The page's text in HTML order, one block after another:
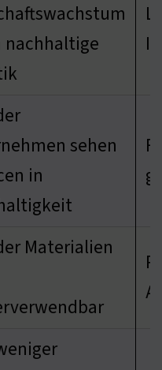
nachhaltige
sehen
in
Materialien